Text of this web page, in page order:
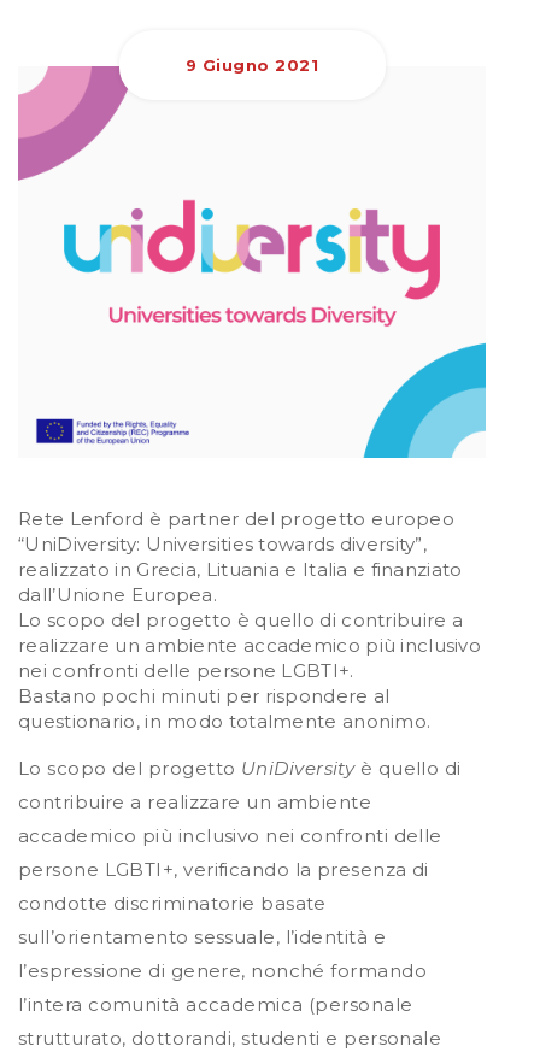
9 Giugno 2021
Rete Lenford è partner del progetto europeo
“UniDiversity: Universities towards diversity”,
realizzato in Grecia, Lituania e Italia e finanziato
dall’Unione Europea.
Lo scopo del progetto è quello di contribuire a
realizzare un ambiente accademico più inclusivo
nei confronti delle persone LGBTI+.
Bastano pochi minuti per rispondere al
questionario, in modo totalmente anonimo.
Lo scopo del progetto UniDiversity è quello di
contribuire a realizzare un ambiente
accademico più inclusivo nei confronti delle
persone LGBTI+, verificando la presenza di
condotte discriminatorie basate
sull’orientamento sessuale, l’identità e
l’espressione di genere, nonché formando
l’intera comunità accademica (personale
strutturato, dottorandi, studenti e personale